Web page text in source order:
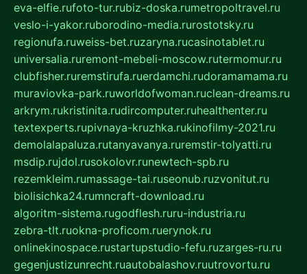
eva-elfie.rufoto-tur.rubiz-doska.rumetropoltravel.ru
veslo-i-yakor.ruborodino-media.rurostotsky.ru
regionufa.ruweiss-bet.ruzaryna.rucasinotablet.ru
universalia.ruremont-mebeli-moscow.rutermomur.ru
clubfisher.ruremstirufa.ruerdamchi.rudoramamama.ru
muraviovka-park.ruworldofwoman.ruclean-dreams.ru
arkrym.rukristinita.rudircomputer.ruhealthenter.ru
textexperts.rupivnaya-kruzhka.rukinofilmy-2021.ru
demolalapaluza.rutanyavanya.ruremstir-tolyatti.ru
msdip.rujdol.rusokolovr.runewtech-spb.ru
rezemkleim.rumassage-tai.ruseonub.ruzvonitut.ru
biolisichka24.rumncraft-download.ru
algoritm-sistema.rugodflesh.ruru-industria.ru
zebra-tlt.ruokna-proficom.ruerynok.ru
onlinekinospace.rustartupstudio-fefu.ruzarges-ru.ru
gegenjustizunrecht.ruautobalashov.ruutrovortu.ru